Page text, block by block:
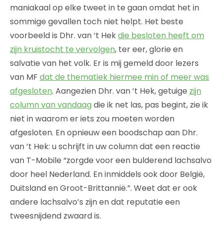
maniakaal op elke tweet in te gaan omdat het in
sommige gevallen toch niet helpt. Het beste
voorbeeld is Dhr. van ‘t Hekdie besloten heeft om
zijn kruistocht te vervolgen, ter eer, glorie en
salvatie van het volk. Er is mij gemeld door lezers
van MF dat de thematiek hiermee min of meer was
afgesloten. Aangezien Dhr. van ‘t Hek, getuige zijn
column van vandaag die ik net las, pas begint, zie ik
niet in waarom er iets zou moeten worden
afgesloten. En opnieuw een boodschap aan Dhr.
van ‘t Hek: u schrijft in uw column dat een reactie
van T-Mobile “zorgde voor een bulderend lachsalvo
door heel Nederland. En inmiddels ook door België,
Duitsland en Groot-Brittannië.”. Weet dat er ook
andere lachsalvo’s zijn en dat reputatie een
tweesnijdend zwaard is.